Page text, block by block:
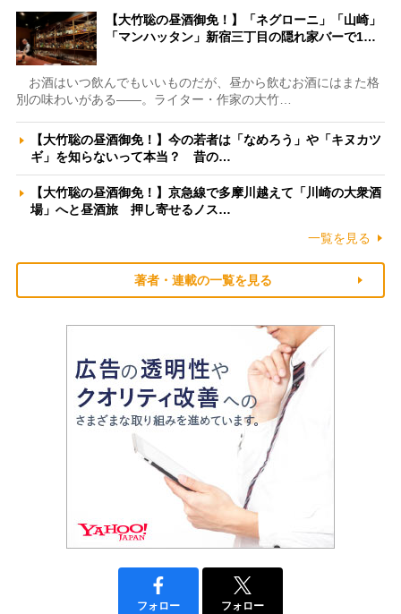
【大竹聡の昼酒御免！】「ネグローニ」「山崎」
「マンハッタン」新宿三丁目の隠れ家バーで1…
お酒はいつ飲んでもいいものだが、昼から飲むお酒にはまた格
別の味わいがある――。ライター・作家の大竹…
【大竹聡の昼酒御免！】今の若者は「なめろう」や「キヌカツ
ギ」を知らないって本当？ 昔の…
【大竹聡の昼酒御免！】京急線で多摩川越えて「川崎の大衆酒
場」へと昼酒旅 押し寄せるノス…
一覧を見る
著者・連載の一覧を見る
フォロー フォロー